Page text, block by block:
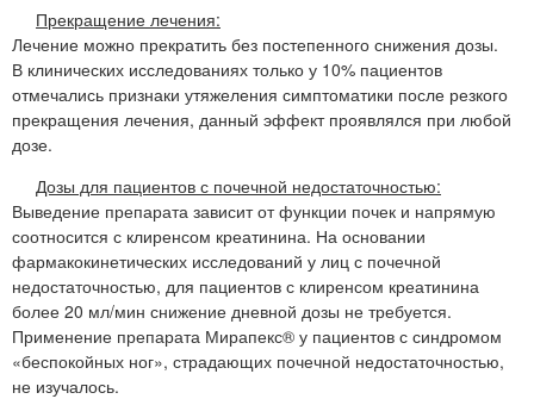
Прекращение лечения:
Лечение можно прекратить без постепенного снижения дозы.
В клинических исследованиях только у 10% пациентов
отмечались признаки утяжеления симптоматики после резкого
прекращения лечения, данный эффект проявлялся при любой
дозе.
Дозы для пациентов с почечной недостаточностью:
Выведение препарата зависит от функции почек и напрямую
соотносится с клиренсом креатинина. На основании
фармакокинетических исследований у лиц с почечной
недостаточностью, для пациентов с клиренсом креатинина
более 20 мл/мин снижение дневной дозы не требуется.
Применение препарата Мирапекс® у пациентов с синдромом
«беспокойных ног», страдающих почечной недостаточностью,
не изучалось.